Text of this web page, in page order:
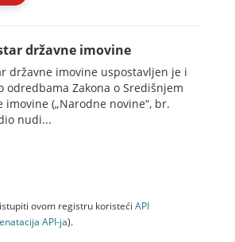
državne imovine
državne imovine uspostavljen je i
odredbama Zakona o Središnjem
(„Narodne novine“, br.
nudi...
ovom registru koristeći API
API-jа).